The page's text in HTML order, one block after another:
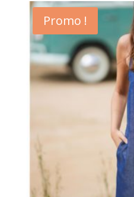
Promo !